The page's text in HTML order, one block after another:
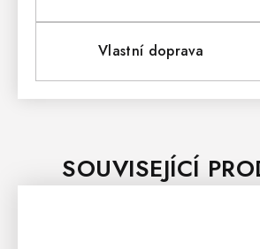
Vlastní doprava
SOUVISEJÍCÍ